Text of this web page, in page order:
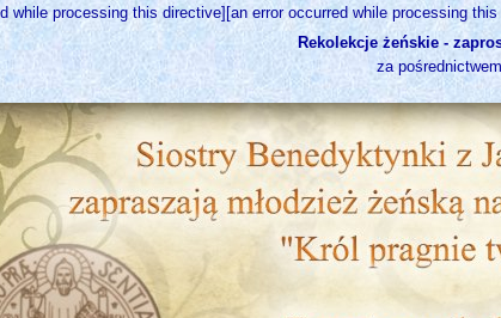
while processing this directive][an error occurred while processing
Rekolekcje żeńskie -
za